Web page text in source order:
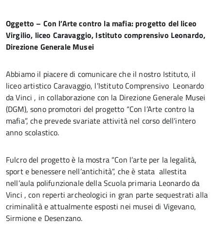
Oggetto – Con l’Arte contro la mafia: progetto del liceo
Virgilio, liceo Caravaggio, Istituto comprensivo Leonardo,
Direzione Generale Musei
Abbiamo il piacere di comunicare che il nostro Istituto, il
liceo artistico Caravaggio, l’Istituto Comprensivo Leonardo
da Vinci , in collaborazione con la Direzione Generale Musei
(DGM), sono promotori del progetto “Con l’Arte contro la
mafia”, che prevede svariate attività nel corso dell’intero
anno scolastico.
Fulcro del progetto è la mostra “Con l’arte per la legalità,
sport e benessere nell’antichità”, che è stata allestita
nell’aula polifunzionale della Scuola primaria Leonardo da
Vinci , con reperti archeologici in gran parte sequestrati alla
criminalità e attualmente esposti nei musei di Vigevano,
Sirmione e Desenzano.